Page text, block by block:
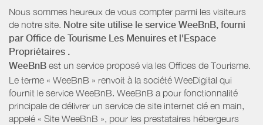
Nous sommes heureux de vous compter parmi les visiteurs
de notre site. Notre site utilise le service WeeBnB, fourni
par Office de Tourisme Les Menuires et l'Espace
Propriétaires .
WeeBnB est un service proposé via les Offices de Tourisme.
Le terme « WeeBnB » renvoit à la société WeeDigital qui
fournit le service WeeBnB. WeeBnB a pour fonctionnalité
principale de délivrer un service de site internet clé en main,
appelé « Site WeeBnB », pour les prestataires hébergeurs